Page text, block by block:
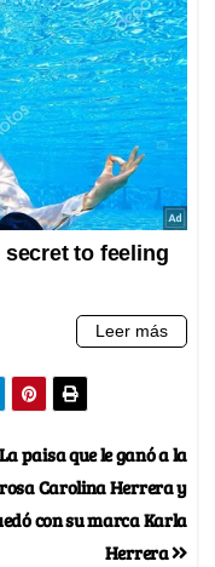
La paisa que le ganó a la
Carolina Herrera y
con su marca Karla
Herrera